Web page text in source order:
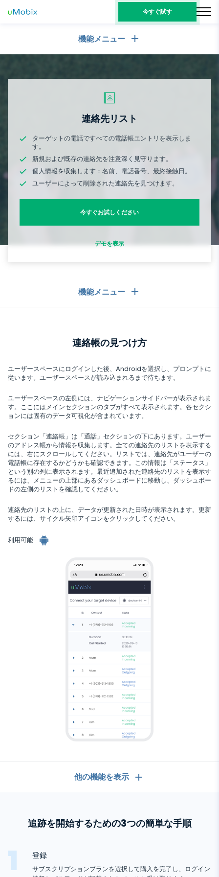
今すぐ試す
機能メニュー
GPS位置
キーロガー
通知
メッセージングアプリ
WhatsApp
Facebookメッセンジャー
Zoom
Viber
ソーシャルメディア
Facebook
Instagram
Tik tok
Tinder
メディア
写真とビデオのトラッカー
インターネット
ブラウザの履歴
連絡先リスト
ターゲットの電話ですべての電話帳エントリを表示しま
す。
新規および既存の連絡先を注意深く見守ります。
個人情報を収集します：名前、電話番号、最終接触日。
ユーザーによって削除された連絡先を見つけます。
今すぐお試しください
デモを表示
機能メニュー
テキストメッセージ
GPS位置
キーロガー
通知
デバイス情報
メッセージングアプリ
メッセージングアプリ
Facebookメッセンジャー
Viber
Telegram
Wechat
Skype
Google チャットトラッカー
ソーシャルメディア
ソーシャルメディア
Facebook
Instagram
Snapchat
Tik tok
メディア
ブラウザの履歴
閉まっている
連絡帳の見つけ方
ユーザースペースにログインした後、Androidを選択し、プロンプトに
従います。ユーザースペースが読み込まれるまで待ちます。
ユーザースペースの左側には、ナビゲーションサイドバーが表示されま
す。ここにはメインセクションのタブがすべて表示されます。各セクシ
ョンには固有のデータ可視化が含まれています。
セクション「連絡帳」は「通話」セクションの下にあります。ユーザー
のアドレス帳から情報を収集します。全ての連絡先のリストを表示する
には、右にスクロールしてください。リストでは、連絡先がユーザーの
電話帳に存在するかどうかも確認できます。この情報は「ステータス」
という別の列に表示されます。最近追加された連絡先のリストを表示す
るには、メニューの上部にあるダッシュボードに移動し、ダッシュボー
ドの左側のリストを確認してください。
連絡先のリストの上に、データが更新された日時が表示されます。更新
するには、サイクル矢印アイコンをクリックしてください。
利用可能:
他の機能を表示
コールログ
テキストメッセージ
メッセージングアプリ
WhatsApp
ソーシャルメディア
追跡を開始するための3つの簡単な手順
登録
サブスクリプションプランを選択して購入を完了し、ログイン